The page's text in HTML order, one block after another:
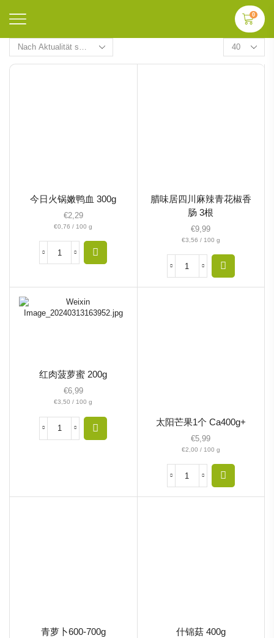
0
今日火锅嫩鸭血 300g
€2,29
€0,76 / 100 g
腊味居四川麻辣青花椒香
肠 3根
€9,99
€3,56 / 100 g
红肉菠萝蜜 200g
€6,99
€3,50 / 100 g
太阳芒果1个 Ca400g+
€5,99
€2,00 / 100 g
青萝卜600-700g 什锦菇 400g